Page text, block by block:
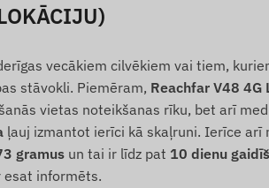
vecākiem cilvēkiem vai tiem,
stāvokli. Piemēram, Reachfar V48 4G
vietas noteikšanas rīku, bet arī
ļauj izmantot ierīci kā skaļruni. Ierīce arī
gramus un tai ir līdz pat 10 dienu
esat informēts.